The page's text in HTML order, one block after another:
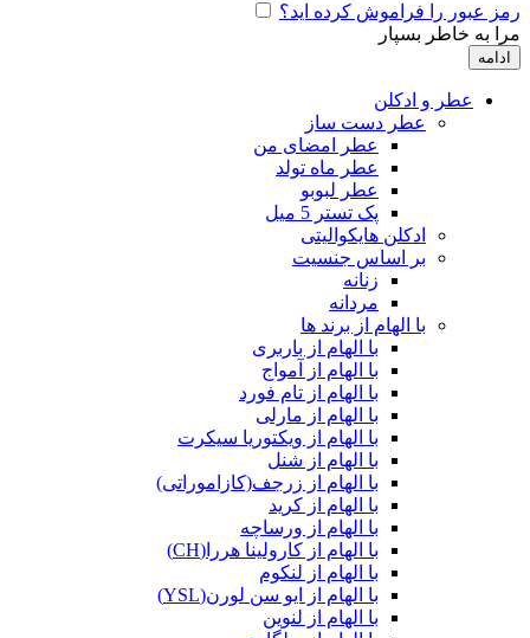
رمز عبور را فراموش کرده اید؟
مرا به خاطر بسپار
ادامه
عطر و ادکلن
عطر دست ساز
عطر امضای من
عطر ماه تولد
عطر لبوبو
پک تستر 5 میل
ادکلن هایکوالیتی
بر اساس جنسیت
زنانه
مردانه
با الهام از برند ها
با الهام از باربری
با الهام از آمواج
با الهام از تام فورد
با الهام از مارلی
با الهام از ویکتوریا سیکرت
با الهام از شنل
با الهام از زرجف(کازاموراتی)
با الهام از کرید
با الهام از ورساچه
با الهام از کارولینا هررا(CH)
با الهام از لنکوم
با الهام از ایو سن لورن(YSL)
با الهام از لنوین